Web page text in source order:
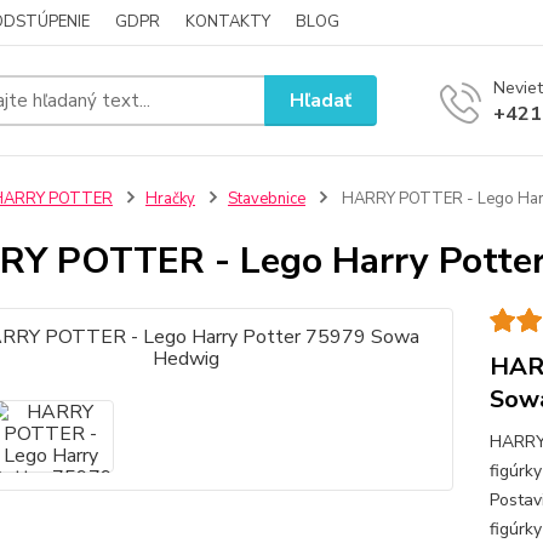
GDPR KONTAKTY BLOG
Hľadať
POTTER Hračky Stavebnice HARRY POTTER - Lego
POTTER - Lego Harry